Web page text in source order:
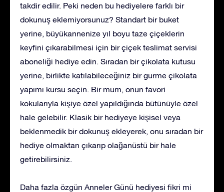
takdir edilir. Peki neden bu hediyelere farklı bir
dokunuş eklemiyorsunuz? Standart bir buket
yerine, büyükannenize yıl boyu taze çiçeklerin
keyfini çıkarabilmesi için bir çiçek teslimat servisi
aboneliği hediye edin. Sıradan bir çikolata kutusu
yerine, birlikte katılabileceğiniz bir gurme çikolata
yapımı kursu seçin. Bir mum, onun favori
kokularıyla kişiye özel yapıldığında bütünüyle özel
hale gelebilir. Klasik bir hediyeye kişisel veya
beklenmedik bir dokunuş ekleyerek, onu sıradan bir
hediye olmaktan çıkarıp olağanüstü bir hale
getirebilirsiniz.
Daha fazla özgün Anneler Günü hediyesi fikri mi